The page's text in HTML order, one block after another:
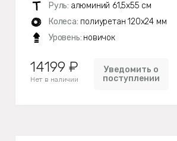
Руль: алюминий 61,5х55 см
Колеса: полиуретан 120x24 мм
Уровень: новичок
14199 ₽
Нет в наличии
Уведомить о
поступлении